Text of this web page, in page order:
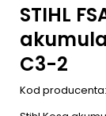
STIHL
C3-2
Kod producenta: